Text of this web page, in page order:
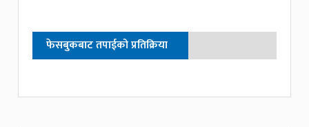
फेसबुकबाट तपाईको प्रतिक्रिया